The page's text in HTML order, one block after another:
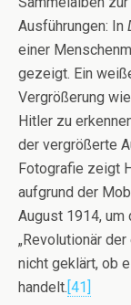
Ausführungen: In
einer
gezeigt. Ein
Vergrößerung
Hitler zu
der vergrößerte
Fotografie zeigt
aufgrund der
August 1914, um
„Revolutionär
nicht geklärt, ob
handelt.[41]